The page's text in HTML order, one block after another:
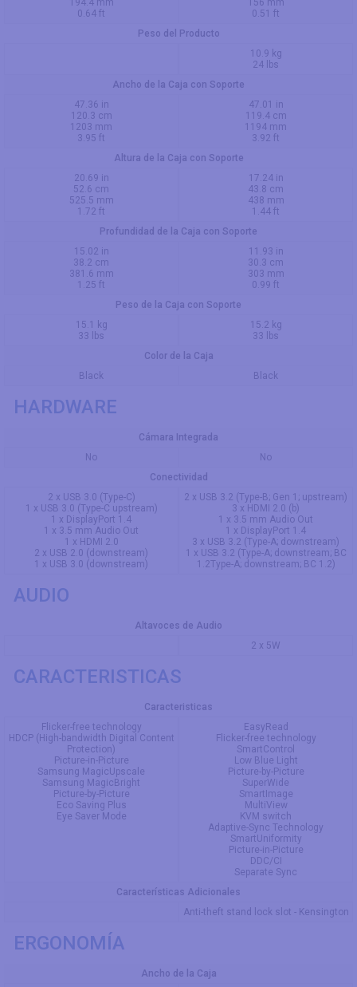
194.4 mm
0.64 ft
156 mm
0.51 ft
Peso del Producto
10.9 kg
24 lbs
Ancho de la Caja con Soporte
47.36 in
120.3 cm
1203 mm
3.95 ft
47.01 in
119.4 cm
1194 mm
3.92 ft
Altura de la Caja con Soporte
20.69 in
52.6 cm
525.5 mm
1.72 ft
17.24 in
43.8 cm
438 mm
1.44 ft
Profundidad de la Caja con Soporte
15.02 in
38.2 cm
381.6 mm
1.25 ft
11.93 in
30.3 cm
303 mm
0.99 ft
Peso de la Caja con Soporte
15.1 kg
33 lbs
15.2 kg
33 lbs
Color de la Caja
Black
Black
HARDWARE
Cámara Integrada
No
No
Conectividad
2 x USB 3.0 (Type-C)
1 x USB 3.0 (Type-C upstream)
1 x DisplayPort 1.4
1 x 3.5 mm Audio Out
1 x HDMI 2.0
2 x USB 2.0 (downstream)
1 x USB 3.0 (downstream)
2 x USB 3.2 (Type-B; Gen 1; upstream)
3 x HDMI 2.0 (b)
1 x 3.5 mm Audio Out
1 x DisplayPort 1.4
3 x USB 3.2 (Type-A; downstream)
1 x USB 3.2 (Type-A; downstream; BC
1.2Type-A; downstream; BC 1.2)
AUDIO
Altavoces de Audio
2 x 5W
CARACTERISTICAS
Caracteristicas
Flicker-free technology
HDCP (High-bandwidth Digital Content
Protection)
Picture-in-Picture
Samsung MagicUpscale
Samsung MagicBright
Picture-by-Picture
Eco Saving Plus
Eye Saver Mode
EasyRead
Flicker-free technology
SmartControl
Low Blue Light
Picture-by-Picture
SuperWide
SmartImage
MultiView
KVM switch
Adaptive-Sync Technology
SmartUniformity
Picture-in-Picture
DDC/CI
Separate Sync
Características Adicionales
Anti-theft stand lock slot - Kensington
ERGONOMÍA
Ancho de la Caja